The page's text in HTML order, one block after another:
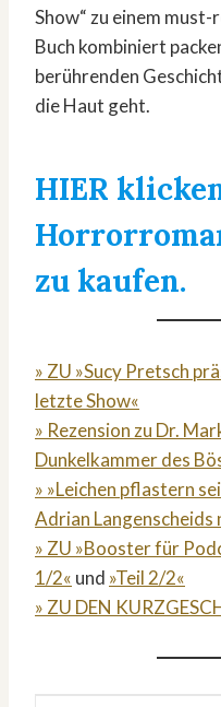
Show“ zu einem
Buch kombiniert
berührenden
die Haut geht.
HIER
zu kaufen.
» ZU »Sucy Pretsch
letzte Show«
» Rezension zu Dr.
Dunkelkammer des
» »Leichen pflastern
Adrian Langenscheids
» ZU »Booster für
1/2« und »Teil 2/2«
» ZU DEN